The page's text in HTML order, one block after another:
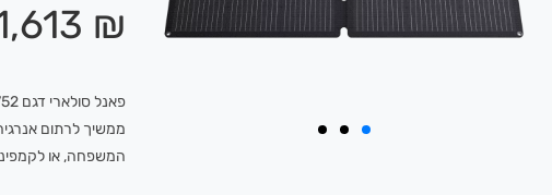
₪
פאנל סולארי דגם B752 מבית BigBlue-
ממשיך לרתום
המשפחה, או